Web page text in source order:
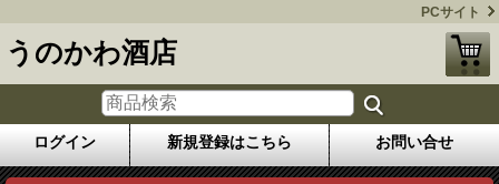
PCサイト
うのかわ酒店
ログイン 新規登録はこちら お問い合せ